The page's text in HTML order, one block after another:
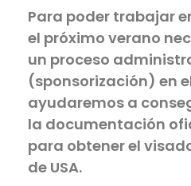
Para poder trabajar
el próximo verano
un proceso
(sponsorización) en
ayudaremos a
la documentación
para obtener el
de USA.